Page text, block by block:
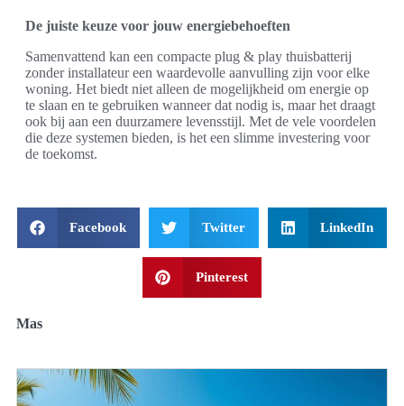
De juiste keuze voor jouw energiebehoeften
Samenvattend kan een compacte plug & play thuisbatterij
zonder installateur een waardevolle aanvulling zijn voor elke
woning. Het biedt niet alleen de mogelijkheid om energie op
te slaan en te gebruiken wanneer dat nodig is, maar het draagt
ook bij aan een duurzamere levensstijl. Met de vele voordelen
die deze systemen bieden, is het een slimme investering voor
de toekomst.
Facebook Twitter LinkedIn
Pinterest
Mas